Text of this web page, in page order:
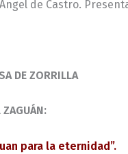
de Castro.
DE ZORRILLA
ZAGUÁN:
para la eternidad”.